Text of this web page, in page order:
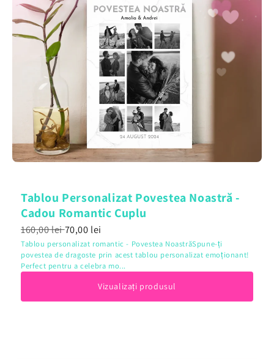
Tablou Personalizat Povestea Noastră -
Cadou Romantic Cuplu
160,00 lei70,00 lei
Tablou personalizat romantic - Povestea NoastrăSpune-ți
povestea de dragoste prin acest tablou personalizat emoționant!
Perfect pentru a celebra mo...
Vizualizați produsul